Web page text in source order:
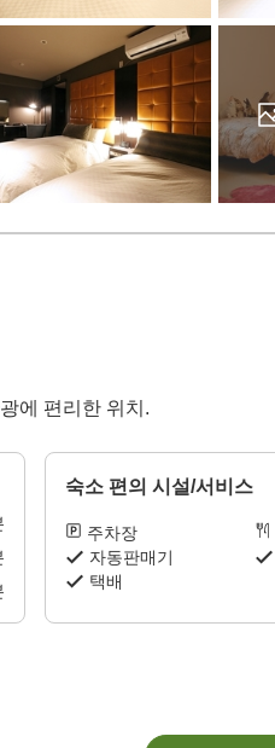
에 편리한 위치.
숙소 편의 시설/서비스
주차장
자동판매기
택배